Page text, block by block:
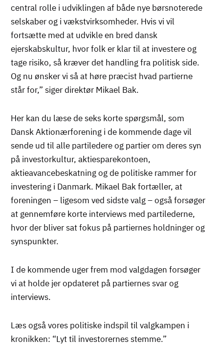
central rolle i udviklingen af både nye børsnoterede
selskaber og i vækstvirksomheder. Hvis vi vil
fortsætte med at udvikle en bred dansk
ejerskabskultur, hvor folk er klar til at investere og
tage risiko, så kræver det handling fra politisk side.
Og nu ønsker vi så at høre præcist hvad partierne
står for,” siger direktør Mikael Bak.
Her kan du læse de seks korte spørgsmål, som
Dansk Aktionærforening i de kommende dage vil
sende ud til alle partiledere og partier om deres syn
på investorkultur, aktiesparekontoen,
aktieavancebeskatning og de politiske rammer for
investering i Danmark. Mikael Bak fortæller, at
foreningen – ligesom ved sidste valg – også forsøger
at gennemføre korte interviews med partilederne,
hvor der bliver sat fokus på partiernes holdninger og
synspunkter.
I de kommende uger frem mod valgdagen forsøger
vi at holde jer opdateret på partiernes svar og
interviews.
Læs også vores politiske indspil til valgkampen i
kronikken: “Lyt til investorernes stemme.”